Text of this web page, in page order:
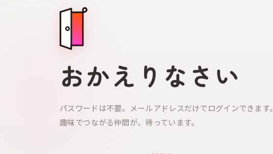
おかえりなさい
パスワードは不要。メールアドレスだけでログインできます。
趣味でつながる仲間が、待っています。